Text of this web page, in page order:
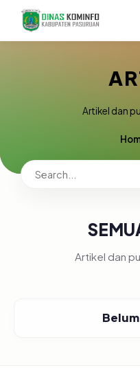
Artikel dan
Artikel dan